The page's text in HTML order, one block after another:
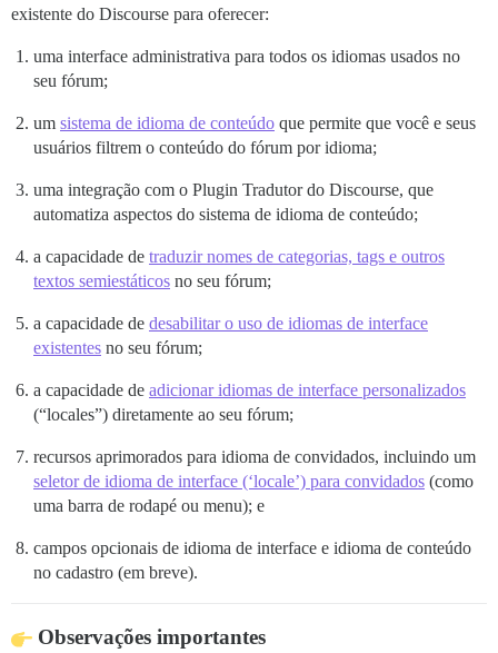
existente do Discourse para oferecer:
uma interface administrativa para todos os idiomas usados no
seu fórum;
um sistema de idioma de conteúdo que permite que você e seus
usuários filtrem o conteúdo do fórum por idioma;
uma integração com o Plugin Tradutor do Discourse, que
automatiza aspectos do sistema de idioma de conteúdo;
a capacidade de traduzir nomes de categorias, tags e outros
textos semiestáticos no seu fórum;
a capacidade de desabilitar o uso de idiomas de interface
existentes no seu fórum;
a capacidade de adicionar idiomas de interface personalizados
(“locales”) diretamente ao seu fórum;
recursos aprimorados para idioma de convidados, incluindo um
seletor de idioma de interface (‘locale’) para convidados (como
uma barra de rodapé ou menu); e
campos opcionais de idioma de interface e idioma de conteúdo
no cadastro (em breve).
Observações importantes